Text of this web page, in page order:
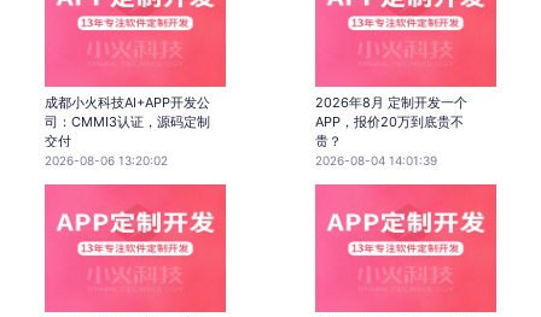
成都小火科技AI+APP开发公
司：CMMI3认证，源码定制
交付
2026-08-06 13:20:02
2026年8月 定制开发一个
APP，报价20万到底贵不
贵？
2026-08-04 14:01:39